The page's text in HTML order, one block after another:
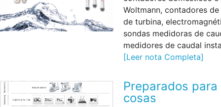
Woltmann, contadores
de turbina,
sondas medidoras de
medidores de caudal
[Leer nota Completa]
Preparados
cosas